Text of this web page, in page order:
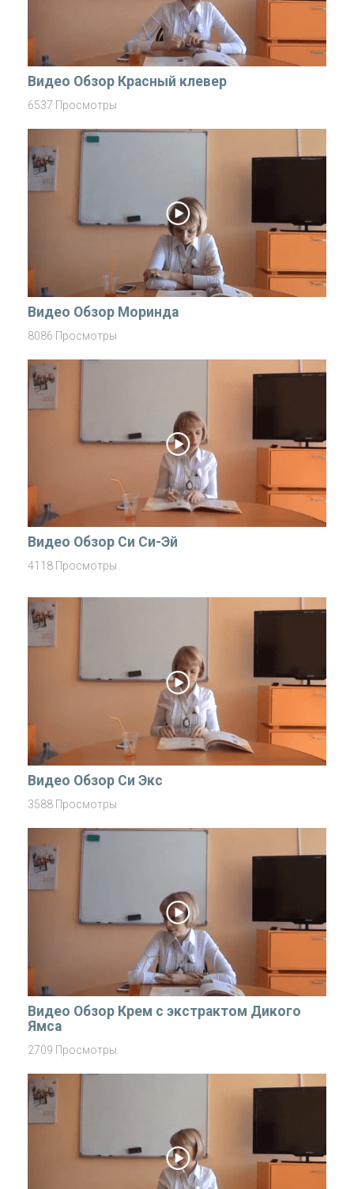
Видео Обзор Красный клевер
6537 Просмотры
Видео Обзор Моринда
8086 Просмотры
Видео Обзор Си Си-Эй
4118 Просмотры
Видео Обзор Си Экс
3588 Просмотры
Видео Обзор Крем с экстрактом Дикого
Ямса
2709 Просмотры